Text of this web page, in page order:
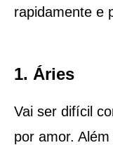
rapidamente e
1. Áries
Vai ser difícil
por amor.